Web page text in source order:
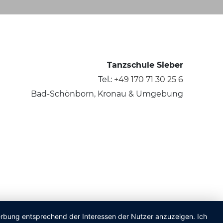
entsprechend der Interessen der Nutzer anzuzeigen. Ich
Tanzschule Sieber
Tel.: +49 170 71 30 25 6
Bad-Schönborn, Kronau & Umgebung